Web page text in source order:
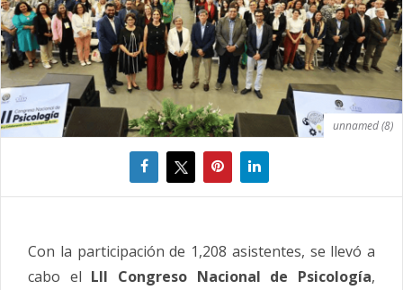
unnamed (8)
Con la participación de 1,208 asistentes, se llevó a
cabo el LII Congreso Nacional de Psicología,